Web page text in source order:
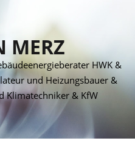
MERZ
HWK &
und Heizungsbauer &
Klimatechniker & KfW